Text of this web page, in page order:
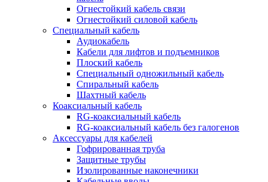
Огнестойкий кабель связи
Огнестойкий силовой кабель
Специальный кабель
Аудиокабель
Кабели для лифтов и подъемников
Плоский кабель
Специальный одножильный кабель
Спиральный кабель
Шахтный кабель
Коаксиальный кабель
RG-коаксиальный кабель
RG-коаксиальный кабель без галогенов
Аксессуары для кабелей
Гофрированная труба
Защитные трубы
Изолированные наконечники